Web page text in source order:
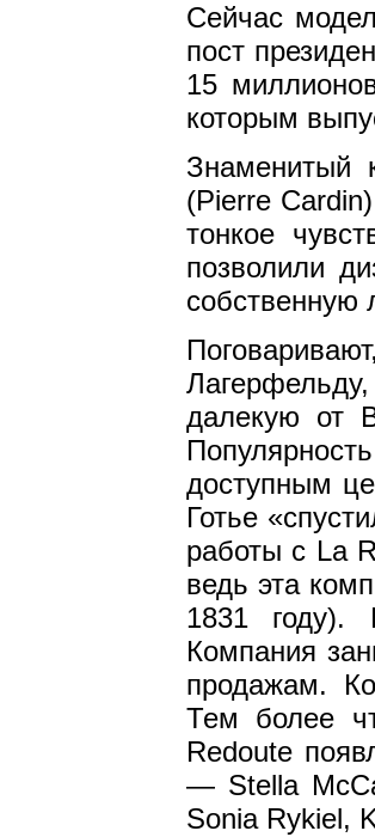
Сейчас
пост
15
которым
Знаменитый
(Pierre
тонкое
позволили
собственную
далекую от
доступным
Готье
работы с La
ведь эта
1831 году).
Компания
продажам.
Тем более
Redoute
— Stella
Sonia Rykiel,